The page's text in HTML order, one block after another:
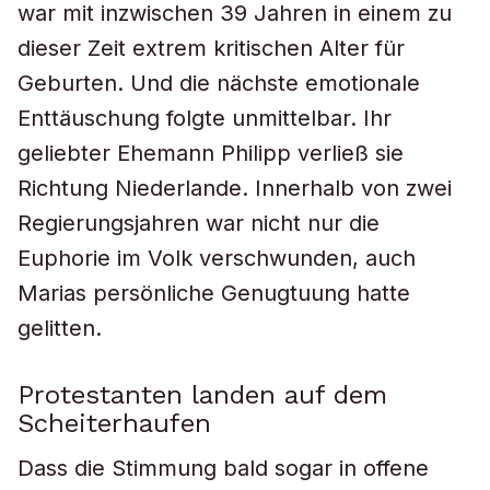
war mit inzwischen 39 Jahren in einem zu
dieser Zeit extrem kritischen Alter für
Geburten. Und die nächste emotionale
Enttäuschung folgte unmittelbar. Ihr
geliebter Ehemann Philipp verließ sie
Richtung Niederlande. Innerhalb von zwei
Regierungsjahren war nicht nur die
Euphorie im Volk verschwunden, auch
Marias persönliche Genugtuung hatte
gelitten.
Protestanten landen auf dem
Scheiterhaufen
Dass die Stimmung bald sogar in offene